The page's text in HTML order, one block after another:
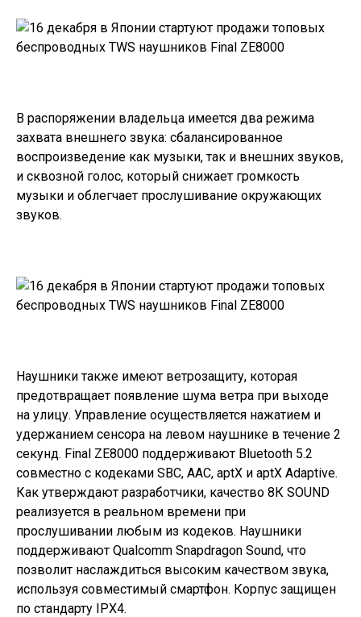
В распоряжении владельца имеется два режима
захвата внешнего звука: сбалансированное
воспроизведение как музыки, так и внешних звуков,
и сквозной голос, который снижает громкость
музыки и облегчает прослушивание окружающих
звуков.
Наушникитакже имеют ветрозащиту, которая
предотвращает появление шума ветра при выходе
на улицу. Управление осуществляется нажатием и
удержанием сенсора на левом наушнике в течение 2
секунд. Final ZE8000 поддерживают Bluetooth 5.2
совместно с кодеками SBC, AAC, aptX и aptX Adaptive.
Как утверждают разработчики, качество 8К SOUND
реализуется в реальном времени при
прослушивании любым из кодеков. Наушники
поддерживают Qualcomm Snapdragon Sound, что
позволит наслаждиться высоким качеством звука,
используя совместимый смартфон. Корпус защищен
по стандарту IPX4.